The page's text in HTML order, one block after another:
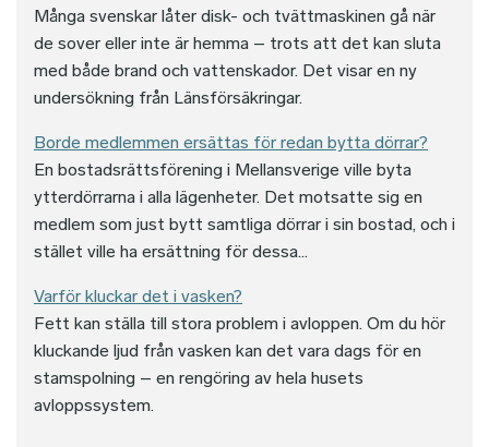
Många svenskar låter disk- och tvättmaskinen gå när
de sover eller inte är hemma – trots att det kan sluta
med både brand och vattenskador. Det visar en ny
undersökning från Länsförsäkringar.
Borde medlemmen ersättas för redan bytta dörrar?
En bostadsrättsförening i Mellansverige ville byta
ytterdörrarna i alla lägenheter. Det motsatte sig en
medlem som just bytt samtliga dörrar i sin bostad, och i
stället ville ha ersättning för dessa...
Varför kluckar det i vasken?
Fett kan ställa till stora problem i avloppen. Om du hör
kluckande ljud från vasken kan det vara dags för en
stamspolning – en rengöring av hela husets
avloppssystem.